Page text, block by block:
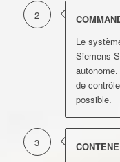
2
Le
Siemens
de
possible.
3